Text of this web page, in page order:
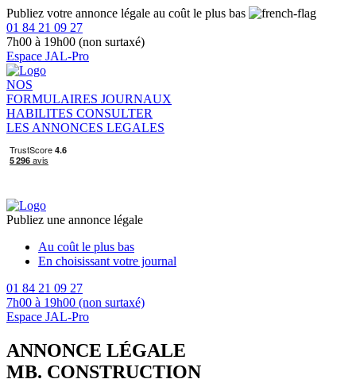
Publiez votre annonce légale au coût le plus bas
01 84 21 09 27
7h00 à 19h00 (non surtaxé)
Espace JAL-Pro
NOS
FORMULAIRES JOURNAUX
HABILITES CONSULTER
LES ANNONCES LEGALES
Publiez une annonce légale
Au coût le plus bas
En choisissant votre journal
01 84 21 09 27
7h00 à 19h00 (non surtaxé)
Espace JAL-Pro
ANNONCE LÉGALE
MB. CONSTRUCTION